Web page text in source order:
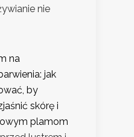
nie
na
jak
by
skórę i
plamom